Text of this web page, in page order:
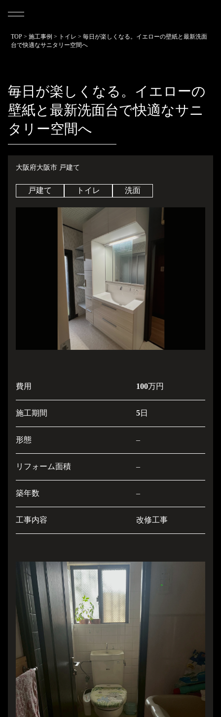
TOP > 施工事例 > トイレ > 毎日が楽しくなる。イエローの壁紙と最新洗面
台で快適なサニタリー空間へ
毎日が楽しくなる。イエローの
壁紙と最新洗面台で快適なサニ
タリー空間へ
大阪府大阪市 戸建て
戸建て トイレ 洗面
費用 100万円
施工期間 5日
形態 –
リフォーム面積 –
築年数 –
工事内容 改修工事